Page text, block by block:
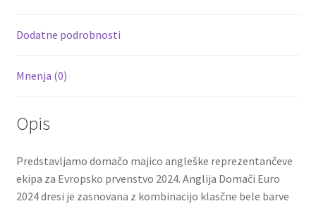
k
Dodatne podrobnosti
Mnenja (0)
Opis
Predstavljamo domačo majico angleške reprezentančeve
ekipa za Evropsko prvenstvo 2024. Anglija Domači Euro
2024 dresi je zasnovana z kombinacijo klasčne bele barve